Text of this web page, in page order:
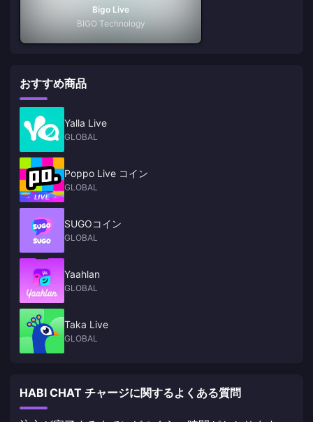
Bigo Live
BIGO Technology
おすすめ商品
Yalla Live
GLOBAL
Poppo Live コイン
GLOBAL
SUGOコイン
GLOBAL
Yaahlan
GLOBAL
Taka Live
GLOBAL
HABI CHAT チャージに関するよくある質問